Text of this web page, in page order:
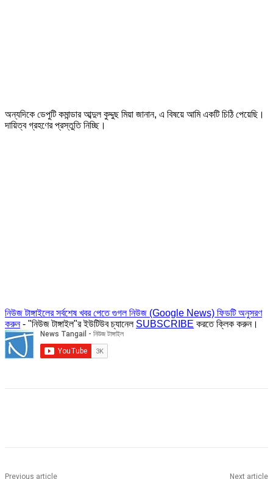
অন্যদিকে ডেপুটি কমান্ডার আব্দুল কুদ্দুছ মিয়া জানান, এ বিষয়ে আমি একটি চিঠি পেয়েছি।
দায়িত্ব গ্রহণের প্রস্তুতি নিচ্ছি।
নিউজ টাঙ্গাইলের সর্বশেষ খবর পেতে গুগল নিউজ (Google News) ফিডটি অনুসরণ
করুন- "নিউজ টাঙ্গাইল"র ইউটিউব চ্যানেল SUBSCRIBE করতে ক্লিক করুন।
Previous article Next article